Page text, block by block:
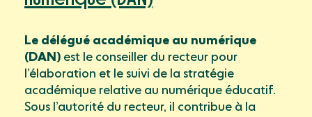
Le délégué académique au numérique
(DAN) est le conseiller du recteur pour
l’élaboration et le suivi de la stratégie
académique relative au numérique éducatif.
Sous l’autorité du recteur, il contribue à la